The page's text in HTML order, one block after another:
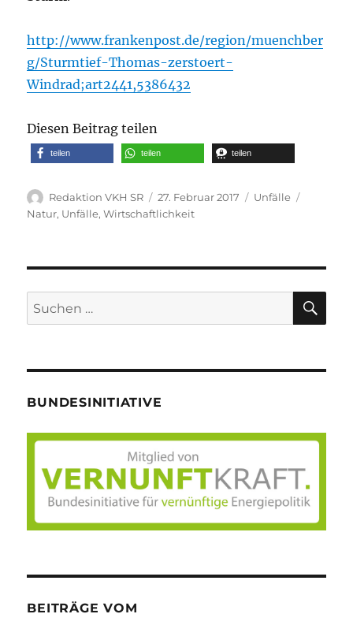
http://www.frankenpost.de/region/muenchber
g/Sturmtief-Thomas-zerstoert-
Windrad;art2441,5386432
Diesen Beitrag teilen
teilen teilen teilen
Autor
Redaktion VKH SR
Veröffentlicht
am
27. Februar 2017 Kategorien
Unfälle
Natur, Unfälle,Wirtschaftlichkeit
Suche
nach:
BUNDESINITIATIVE
BEITRÄGE VOM